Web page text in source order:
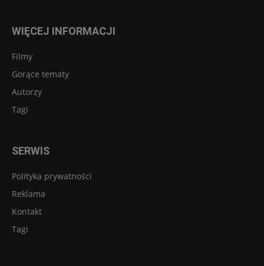
WIĘCEJ INFORMACJI
Filmy
Gorące tematy
Autorzy
Tagi
SERWIS
Polityka prywatności
Reklama
Kontakt
Tagi